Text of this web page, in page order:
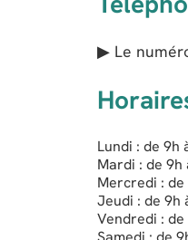
▶ Le
Lundi : de 9h
Mardi : de 9h
Mercredi : de
Jeudi : de 9h
Vendredi : de